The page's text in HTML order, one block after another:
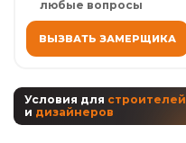
любые вопросы
ВЫЗВАТЬ ЗАМЕРЩИКА
Условия для строителей
и дизайнеров